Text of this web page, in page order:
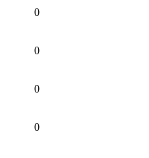
0
0
0
0